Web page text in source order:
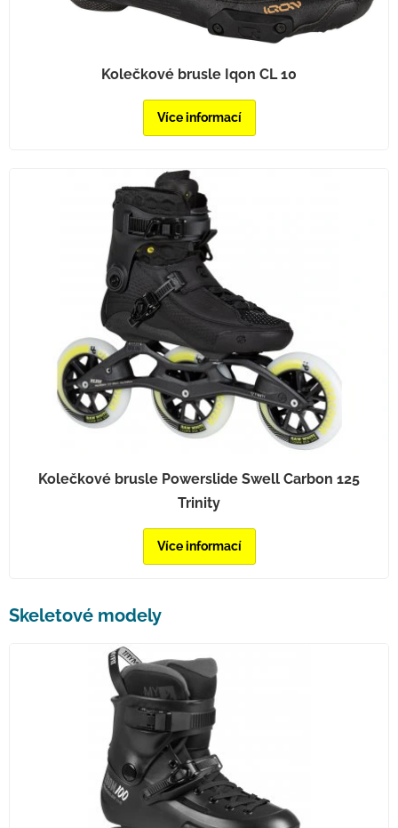
Kolečkové brusle Iqon CL 10
Více informací
Kolečkové brusle Powerslide Swell Carbon 125
Trinity
Více informací
Skeletové modely